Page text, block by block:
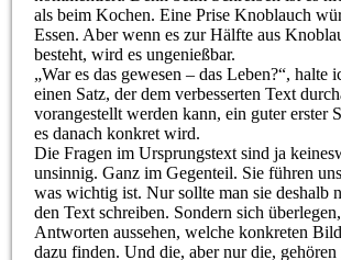
als beim Kochen. Eine Prise Knoblauch
Essen. Aber wenn es zur Hälfte aus
besteht, wird es ungenießbar.
„War es das gewesen – das Leben?“, halte
einen Satz, der dem verbesserten Text
vorangestellt werden kann, ein guter erster
es danach konkret wird.
Die Fragen im Ursprungstext sind ja
unsinnig. Ganz im Gegenteil. Sie führen
was wichtig ist. Nur sollte man sie deshalb
den Text schreiben. Sondern sich
Antworten aussehen, welche konkreten
dazu finden. Und die, aber nur die,